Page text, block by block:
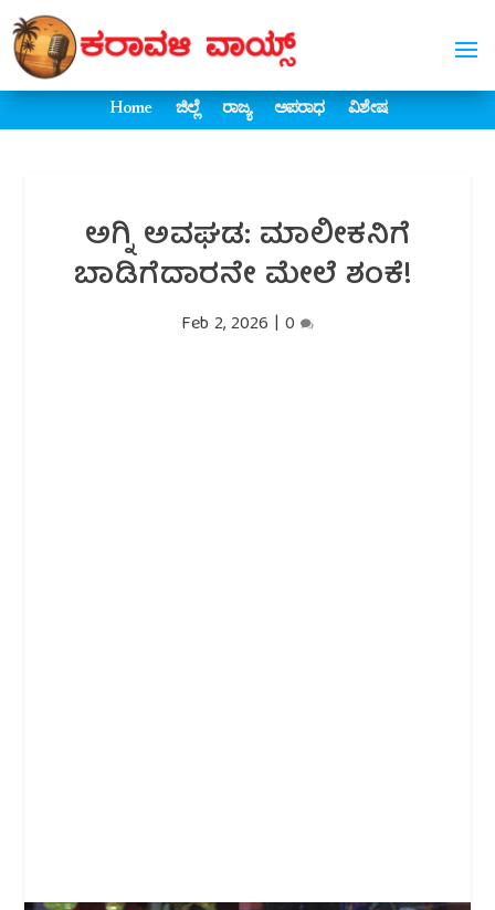
Home ಜಿಲ್ಲೆ ರಾಜ್ಯ ಅಪರಾಧ ವಿಶೇಷ
ಅಗ್ನಿ ಅವಘಡ: ಮಾಲೀಕನಿಗೆ
ಬಾಡಿಗೆದಾರನೇ ಮೇಲೆ ಶಂಕೆ!
Feb 2, 2026 | 0